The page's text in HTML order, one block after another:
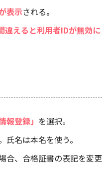
表示される。
違えると利用者IDが無効に
報登録」 を選択。
名は本名を使う。
合、合格証書の表記を変更